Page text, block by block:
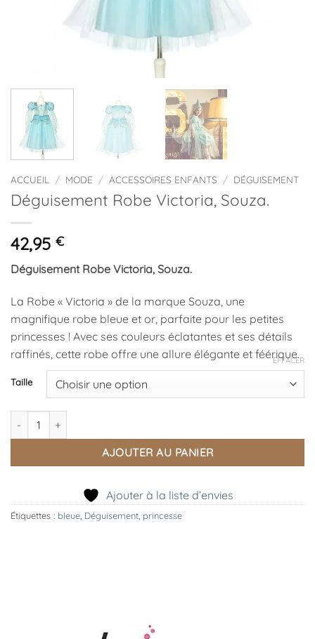
ACCUEIL / MODE / ACCESSOIRES ENFANTS / DÉGUISEMENT
Déguisement Robe Victoria, Souza.
42,95 €
Déguisement Robe Victoria, Souza.
La Robe « Victoria » de la marque Souza, une
magnifique robe bleue et or, parfaite pour les petites
princesses ! Avec ses couleurs éclatantes et ses détails
raffinés, cette robe offre une allure élégante et féérique.
Taille
EFFACER
quantité de Déguisement Robe Victoria, Souza.
AJOUTER AU PANIER
Ajouter à la liste d’envies
Étiquettes : bleue Déguisement princesse